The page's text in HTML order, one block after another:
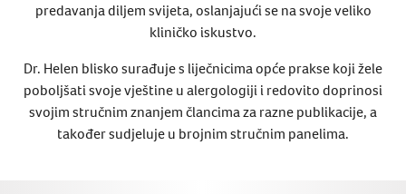
predavanja diljem svijeta, oslanjajući se na svoje veliko
kliničko iskustvo.
Dr. Helen blisko surađuje s liječnicima opće prakse koji žele
poboljšati svoje vještine u alergologiji i redovito doprinosi
svojim stručnim znanjem člancima za razne publikacije, a
također sudjeluje u brojnim stručnim panelima.